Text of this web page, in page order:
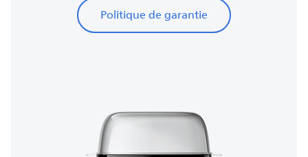
Politique de garantie